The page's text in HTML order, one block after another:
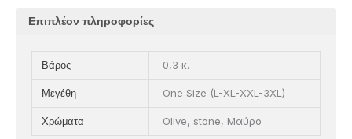
Επιπλέον πληροφορίες
Βάρος 0,3 κ.
Μεγέθη One Size (L-XL-XXL-3XL)
Χρώματα Olive, stone, Μαύρο